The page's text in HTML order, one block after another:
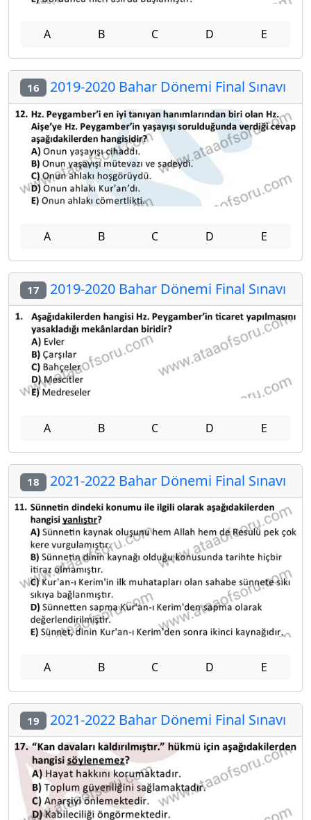
A B C D E
16 2019-2020 Bahar Dönemi Final Sınavı
A B C D E
17 2019-2020 Bahar Dönemi Final Sınavı
A B C D E
18 2021-2022 Bahar Dönemi Final Sınavı
A B C D E
19 2021-2022 Bahar Dönemi Final Sınavı